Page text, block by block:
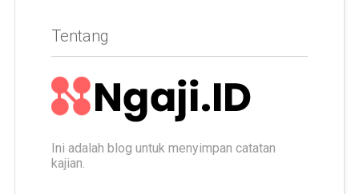
Tentang
Ini adalah blog untuk menyimpan catatan
kajian.